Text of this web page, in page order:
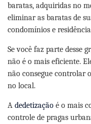
baratas, adquiridas no
eliminar as baratas de
condomínios e
Se você faz parte desse
não é o mais eficiente.
não consegue controlar
no local.
A dedetização é o mais
controle de pragas